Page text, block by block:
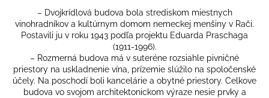
– Dvojkrídlová budova bola strediskom miestnych
vinohradníkov a kultúrnym domom nemeckej menšiny v Rači.
Postavili ju v roku 1943 podľa projektu Eduarda Praschaga
(1911-1996).
– Rozmerná budova má v suteréne rozsiahle pivničné
priestory na uskladnenie vína, prízemie slúžilo na spoločenské
účely. Na poschodí boli kancelárie a obytné priestory. Celkove
budova vo svojom architektonickom výraze nesie prvky a